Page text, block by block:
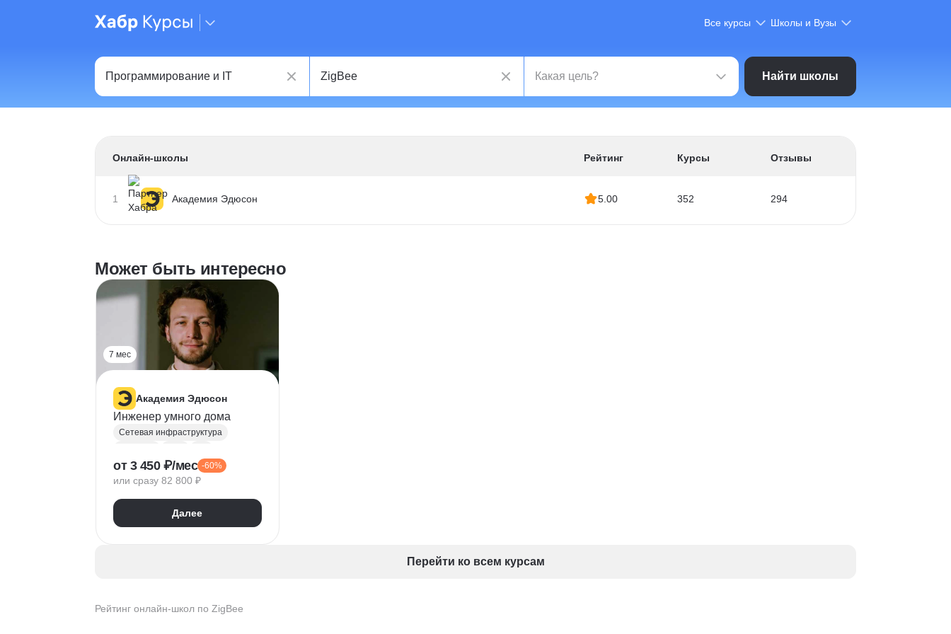
Все курсы Школы и Вузы
Найти школы
Рейтинг онлайн-школ по ZigBee
Онлайн-школы Рейтинг Курсы Отзывы
1 Академия Эдюсон 5.00 352 294
Может быть интересно
7 мес
Академия Эдюсон
Инженер умного дома
Сетевая инфраструктура
ZigBee
Сбор требований
Разработка ТЗ
ГОСТ
Проектная документация
от 3 450 ₽/мес -60%
или сразу 82 800 ₽
Далее
Перейти ко всем курсам